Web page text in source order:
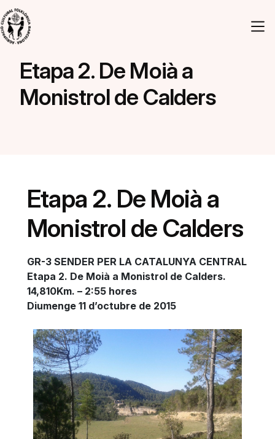
Vés al contingut
Navegació principal
Etapa 2. De Moià a
Monistrol de Calders
Etapa 2. De Moià a
Monistrol de Calders
GR-3 SENDER PER LA CATALUNYA CENTRAL
Etapa 2. De Moià a Monistrol de Calders.
14,810Km. – 2:55 hores
Diumenge 11 d’octubre de 2015